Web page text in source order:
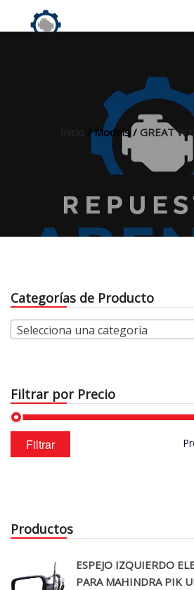
/ Models / GREAT
Categorías de Producto
Selecciona una categoría
Filtrar por Precio
Precio
mínimo
Precio
máximo
Filtrar
Productos
ESPEJO IZQUIERDO
PARA MAHINDRA PIK